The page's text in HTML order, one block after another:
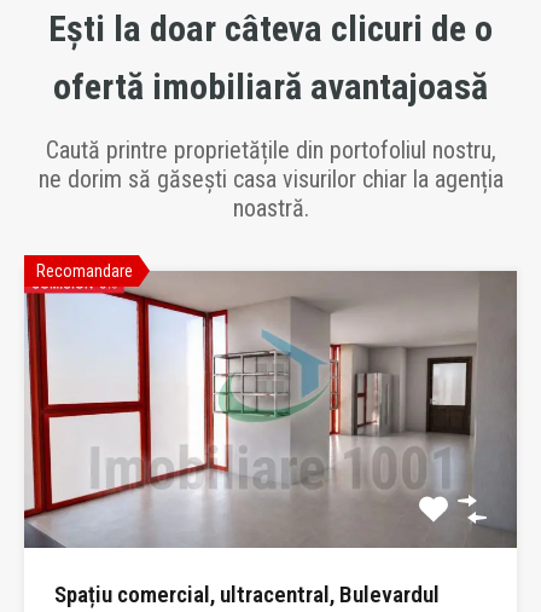
Ești la doar câteva clicuri de o
ofertă imobiliară avantajoasă
Caută printre proprietățile din portofoliul nostru,
ne dorim să găsești casa visurilor chiar la agenția
noastră.
Recomandare
Spațiu comercial, ultracentral, Bulevardul